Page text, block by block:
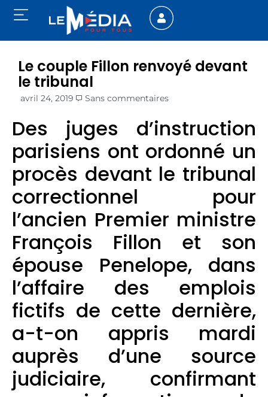
Le couple Fillon renvoyé devant
le tribunal
avril 24, 2019 Sans commentaires
Des juges d’instruction
parisiens ont ordonné un
procès devant le tribunal
correctionnel pour
l’ancien Premier ministre
François Fillon et son
épouse Penelope, dans
l’affaire des emplois
fictifs de cette dernière,
a-t-on appris mardi
auprès d’une source
judiciaire, confirmant